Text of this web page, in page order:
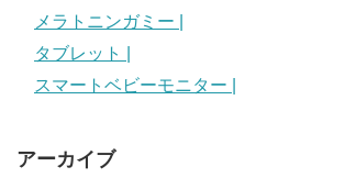
メラトニンガミー |
タブレット |
スマートベビーモニター |
アーカイブ